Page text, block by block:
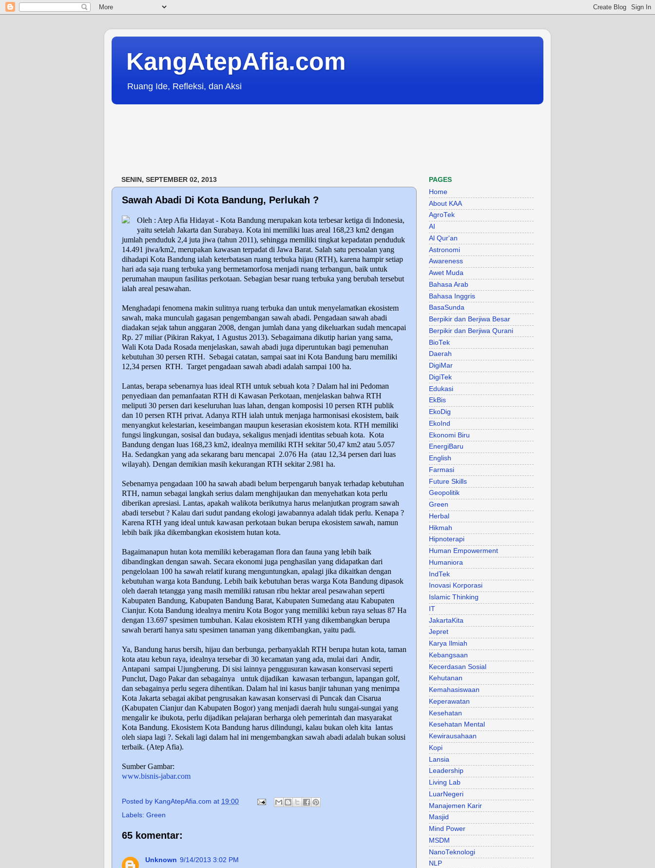
KangAtepAfia.com
Ruang Ide, Refleksi, dan Aksi
SENIN, SEPTEMBER 02, 2013
Sawah Abadi Di Kota Bandung, Perlukah ?
Oleh : Atep Afia Hidayat- Kota Bandung merupakan kota terbesar ketiga di Indonesia,
yaitu setelah Jakarta dan Surabaya. Kota ini memiliki luas areal 168,23 km2 dengan
jumlah penduduk 2,4 juta jiwa (tahun 2011), sehingga memiliki tingkat kepadatan penduduk
14.491 jiwa/km2, merupakan kawasan terpadat di Jawa Barat. Salah satu persoalan yang
dihadapi Kota Bandung ialah keterbatasan ruang terbuka hijau (RTH), karena hampir setiap
hari ada saja ruang terbuka yang bermetamorfosa menjadi ruang terbangun, baik untuk
perumahan maupun fasilitas perkotaan. Sebagian besar ruang terbuka yang berubah tersebut
ialah areal pesawahan.
Menghadapi fenomena makin sulitnya ruang terbuka dan untuk menyelamatkan ekosistem
sawah, maka munculah gagasan pengembangan sawah abadi. Pengadaan sawah abadi
diadakan sejak tahun anggaran 2008, dengan jumlah dana yang dikeluarkan sudah mencapai
Rp. 27 miliar (Pikiran Rakyat, 1 Agustus 2013). Sebagaimana dikutip harian yang sama,
Wali Kota Dada Rosada menjelaskan, sawah abadi juga diperuntukan bagi pemenuhan
kebutuhan 30 persen RTH. Sebagai catatan, sampai saat ini Kota Bandung baru memiliki
12,34 persen RTH. Target pengadaan sawah abadi adalah sampai 100 ha.
Lantas, berapa sebenarnya luas ideal RTH untuk sebuah kota ? Dalam hal ini Pedoman
penyediaan dan pemanfaatan RTH di Kawasan Perkotaan, menjelaskan bahwa RTH
meliputi 30 persen dari keseluruhan luas lahan, dengan komposisi 10 persen RTH publik
dan 10 persen RTH privat. Adanya RTH ialah untuk menjaga harmonisasi ekosistem, baik
menyangkut kelestarian, keseimbangan maupun keserasian ekosistem kota. RTH memiliki
fungsi lingkungan, sosisal dan budaya, sekaligus menjadi identitas sebuah kota. Kota
Bandung dengan luas 168,23 km2, idealnya memiliki RTH sekitar 50,47 km2 atau 5.057
Ha. Sedangkan yang ada sekarang baru mencapai 2.076 Ha (atau 12,34 persen dari luas
wilayah). Dengan demikian masih kekurangan RTH sekitar 2.981 ha.
Sebenarnya pengadaan 100 ha sawah abadi belum berpengaruh banyak terhadap kebutuhan
RTH, namun sebagai langkah serius dalam menghijaukan dan menyehatkan kota perlu
diberikan apresiasi. Lantas, apakah walikota berikutnya harus melanjutkan program sawah
abadi tersebut ? Kalau dari sudut pandang ekologi jawabannya adalah tidak perlu. Kenapa ?
Karena RTH yang ideal untuk kawasan perkotaan bukan berupa ekosistem sawah, namun
lebih baik jika dikembangkan ekosistem hutan kota.
Bagaimanapun hutan kota memiliki keberagaman flora dan fauna yang lebih baik
dibandingkan dengan sawah. Secara ekonomi juga penghasilan yang didapatkan dari
pengelolaan 100 ha sawah relatif kurang menguntungkan, apalagi jika dikaitkan dengan
kebutuhan warga kota Bandung. Lebih baik kebutuhan beras warga Kota Bandung dipasok
oleh daerah tetangga yang masih memiliki ratusan ribu hektar areal pesawahan seperti
Kabupaten Bandung, Kabupaten Bandung Barat, Kabupaten Sumedang atau Kabupaten
Cianjur. Kota Bandung idealnya meniru Kota Bogor yang memiliki kebun raya seluas 87 Ha
dengan 13.697 spesimen tumbuhan. Kalau ekosistem RTH yang dikembangkan berupa
sawah berarti hanya satu spesimen tanaman yang dikembangkan, yaitu padi.
Ya, Bandung harus bersih, hijau dan berbunga, perbanyaklah RTH berupa hutan kota, taman
kota atau kebun raya, idealnya tersebar di 30 kecamatan yang ada, mulai dari Andir,
Antapani sampai Ujungberung. Di sisi lainnya penggusuran kawasan konservasi seperti
Punclut, Dago Pakar dan sebagainya
untuk dijadikan kawasan terbangun, lapangan golf,
dan sebagainya perlu segera dihentikan. Dalam hal ini kasus banjir tahunan yang menimpa
Kota Jakarta sebagai akibat pengrusakan kawasan konservasi di Puncak dan Cisarua
(Kabupaten Cianjur dan Kabupaten Bogor) yang menjadi daerah hulu sungai-sungai yang
mengalir ke ibukota, perlu dijadikan pelajaran berharga oleh pemerintah dan masyarakat
Kota Bandung. Ekosistem Kota Bandung harus dilindungi, kalau bukan oleh kita lantas
oleh siapa lagi ?. Sekali lagi dalam hal ini mengembangkan sawah abadi adalah bukan solusi
terbaik. (Atep Afia).
Sumber Gambar:
www.bisnis-jabar.com
Posted by KangAtepAfia.com at 19:00
Labels: Green
65 komentar:
Unknown 9/14/2013 3:02 PM
PAGES
Home
About KAA
AgroTek
AI
Al Qur'an
Astronomi
Awareness
Awet Muda
Bahasa Arab
Bahasa Inggris
BasaSunda
Berpikir dan Berjiwa Besar
Berpikir dan Berjiwa Qurani
BioTek
Daerah
DigiMar
DigiTek
Edukasi
EkBis
EkoDig
EkoInd
Ekonomi Biru
EnergiBaru
English
Farmasi
Future Skills
Geopolitik
Green
Herbal
Hikmah
Hipnoterapi
Human Empowerment
Humaniora
IndTek
Inovasi Korporasi
Islamic Thinking
IT
JakartaKita
Jepret
Karya Ilmiah
Kebangsaan
Kecerdasan Sosial
Kehutanan
Kemahasiswaan
Keperawatan
Kesehatan
Kesehatan Mental
Kewirausahaan
Kopi
Lansia
Leadership
Living Lab
LuarNegeri
Manajemen Karir
Masjid
Mind Power
MSDM
NanoTeknologi
NLP